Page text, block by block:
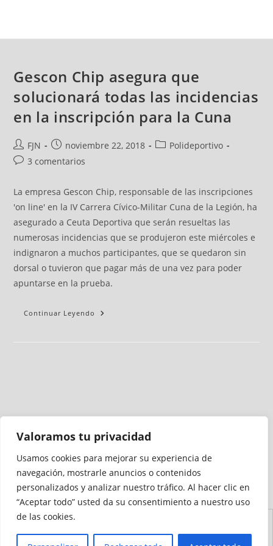
Valoramos tu privacidad
Usamos cookies para mejorar su experiencia de
navegación, mostrarle anuncios o contenidos
personalizados y analizar nuestro tráfico. Al hacer clic en
“Aceptar todo” usted da su consentimiento a nuestro uso
de las cookies.
Gescon Chip asegura que
solucionará todas las incidencias
en la inscripción para la Cuna
FJN noviembre 22, 2018
Polideportivo
3 comentarios
La empresa Gescon Chip, responsable de las inscripciones
'on line' en la IV Carrera Cívico-Militar Cuna de la Legión, ha
asegurado a Ceuta Deportiva que serán resueltas las
numerosas incidencias que se produjeron este miércoles e
indignaron a muchos participantes, que se quedaron sin
dorsal o tuvieron que pagar más de una vez para poder
apuntarse en la prueba.
Continuar Leyendo
Medio auditado por